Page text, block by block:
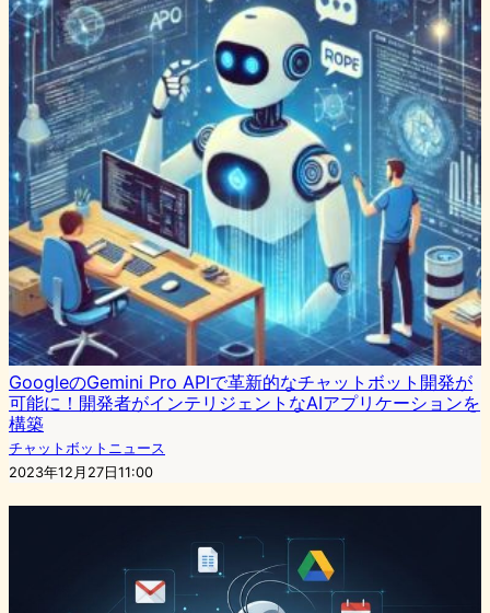
GoogleのGemini Pro APIで革新的なチャットボット開発が
可能に！開発者がインテリジェントなAIアプリケーションを
構築
チャットボットニュース
2023年12月27日11:00